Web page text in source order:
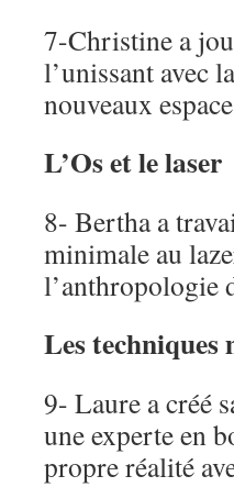
7-Christine a
l’unissant avec
nouveaux
L’Os et le laser
8- Bertha a
minimale au
l’anthropologie
Les techniques
9- Laure a créé
une experte en
propre réalité